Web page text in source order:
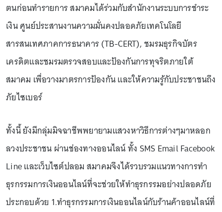
ตนก่อนทำรายการ สมาคมได้ร่วมกับสำนักงานระบบการชำระ
เงิน ศูนย์ประสานงานความมั่นคงปลอดภัยเทคโนโลยี
สารสนเทศภาคการธนาคาร (TB-CERT), ชมรมธุรกิจบัตร
เครดิตและชมรมตรวจสอบและป้องกันการทุจริตภายใต้
สมาคม เพื่อวางมาตรการป้องกัน และให้ความรู้กับประชาชนถึง
ภัยไซเบอร์
ทั้งนี้ ยังมีกลุ่มมิจฉาชีพพยายามแสวงหาวิธีการต่างๆมาหลอก
ลวงประชาชน ผ่านช่องทางออนไลน์ ทั้ง SMS Email Facebook
Line และเว็บไซต์ปลอม สมาคมจึงได้รวบรวมแนวทางการทำ
ธุรกรรมการเงินออนไลน์ที่จะช่วยให้ทำธุรกรรมอย่างปลอดภัย
ประกอบด้วย 1.ทำธุรกรรมการเงินออนไลน์กับร้านค้าออนไลน์ที่